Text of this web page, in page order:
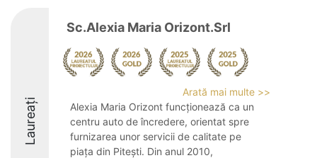
Laureați
Sc.Alexia Maria Orizont.Srl
Arată mai multe >>
Alexia Maria Orizont funcționează ca un
centru auto de încredere, orientat spre
furnizarea unor servicii de calitate pe
piața din Pitești. Din anul 2010,